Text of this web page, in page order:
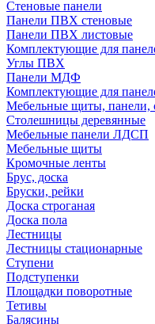
Стеновые панели
Панели ПВХ стеновые
Панели ПВХ листовые
Комплектующие для
Углы ПВХ
Панели МДФ
Комплектующие для
Мебельные щиты, панели,
Столешницы деревянные
Мебельные панели ЛДСП
Мебельные щиты
Кромочные ленты
Брус, доска
Бруски, рейки
Доска строганая
Доска пола
Лестницы
Лестницы стационарные
Ступени
Подступенки
Площадки поворотные
Тетивы
Балясины